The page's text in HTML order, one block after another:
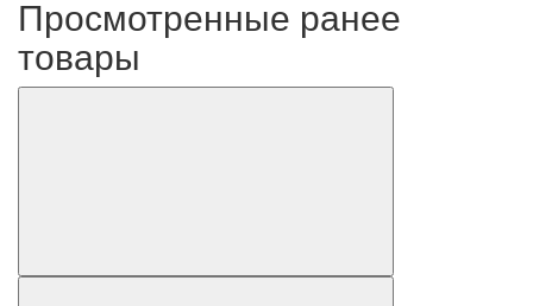
Просмотренные ранее
товары